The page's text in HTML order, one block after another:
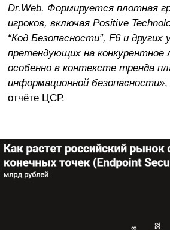
Dr.Web. Формируется плотная
игроков, включая Positive
“Код Безопасности”, F6 и других
претендующих на конкурентное
особенно в контексте тренда
информационной безопасности»,
отчёте ЦСР.